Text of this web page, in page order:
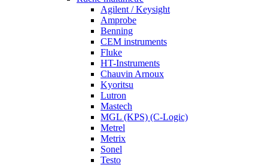
Agilent / Keysight
Amprobe
Benning
CEM instruments
Fluke
HT-Instruments
Chauvin Arnoux
Kyoritsu
Lutron
Mastech
MGL (KPS) (C-Logic)
Metrel
Metrix
Sonel
Testo